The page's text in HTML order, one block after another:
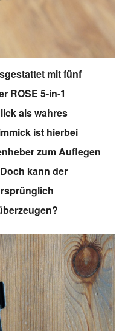
mit fünf
ROSE 5-in-1
als wahres
ist hierbei
zum Auflegen
kann der